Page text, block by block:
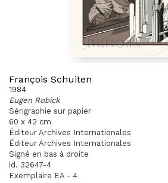
François Schuiten
1984
Eugen Robick
Sérigraphie sur papier
60 x 42 cm
Éditeur Archives Internationales
Éditeur Archives Internationales
Signé en bas à droite
id. 32647-4
Exemplaire EA - 4